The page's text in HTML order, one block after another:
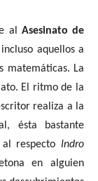
al Asesinato de
aquellos a
matemáticas. La
El ritmo de la
realiza a la
ésta bastante
respecto Indro
en alguien